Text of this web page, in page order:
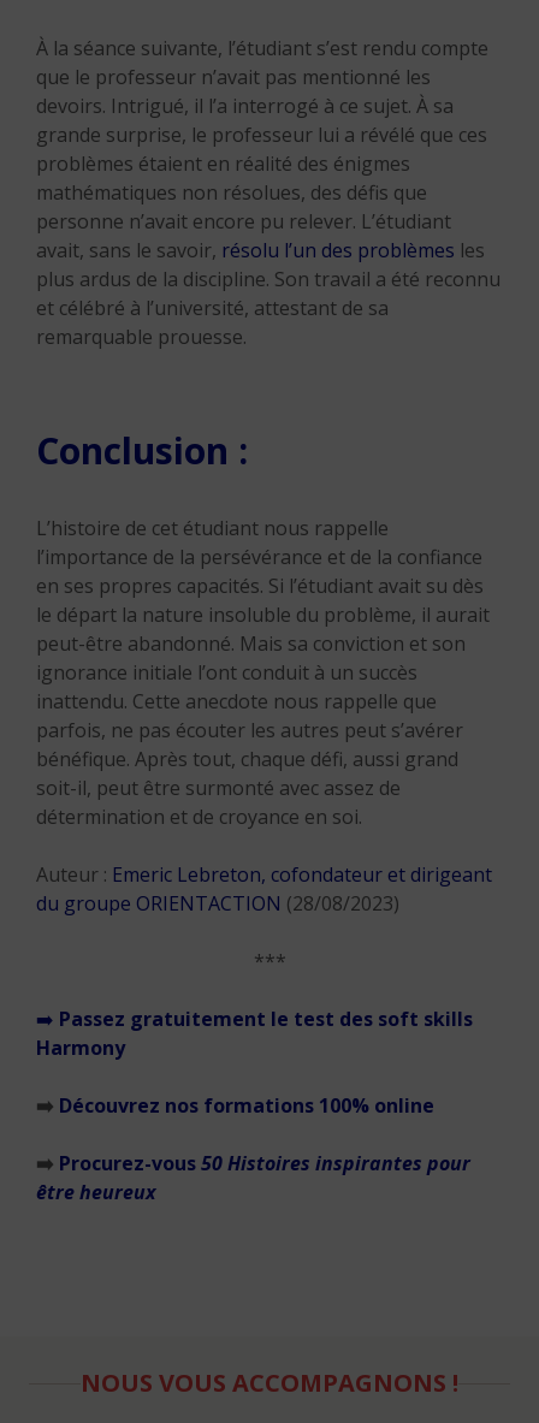
À la séance suivante, l’étudiant s’est rendu compte
que le professeur n’avait pas mentionné les
devoirs. Intrigué, il l’a interrogé à ce sujet. À sa
grande surprise, le professeur lui a révélé que ces
problèmes étaient en réalité des énigmes
mathématiques non résolues, des défis que
personne n’avait encore pu relever. L’étudiant
avait, sans le savoir, résolu l’un des problèmes les
plus ardus de la discipline. Son travail a été reconnu
et célébré à l’université, attestant de sa
remarquable prouesse.
Conclusion :
L’histoire de cet étudiant nous rappelle
l’importance de la persévérance et de la confiance
en ses propres capacités. Si l’étudiant avait su dès
le départ la nature insoluble du problème, il aurait
peut-être abandonné. Mais sa conviction et son
ignorance initiale l’ont conduit à un succès
inattendu. Cette anecdote nous rappelle que
parfois, ne pas écouter les autres peut s’avérer
bénéfique. Après tout, chaque défi, aussi grand
soit-il, peut être surmonté avec assez de
détermination et de croyance en soi.
Auteur : Emeric Lebreton, cofondateur et dirigeant
du groupe ORIENTACTION (28/08/2023)
***
➡️ Passez gratuitement le test des soft skills
Harmony
➡️ Découvrez nos formations 100% online
➡️ Procurez-vous50 Histoires inspirantes pour
être heureux
NOUS VOUS ACCOMPAGNONS !